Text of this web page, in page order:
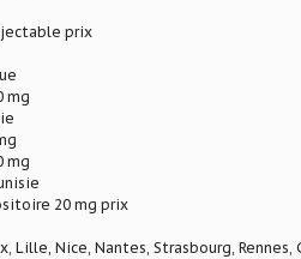
prix
mg
mg
20 mg prix
Lille, Nice, Nantes, Strasbourg, Rennes,